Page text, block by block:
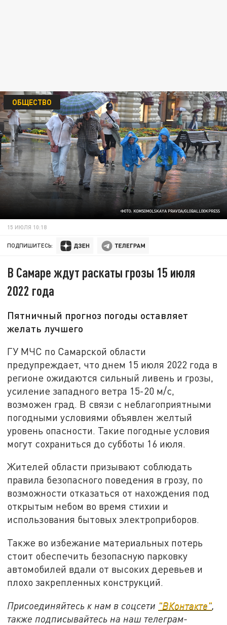
ФОТО: KOMSOMOLSKAYA PRAVDA/GLOBALLOOKPRESS
ОБЩЕСТВО
15 ИЮЛЯ 10:18
ПОДПИШИТЕСЬ:
В Самаре ждут раскаты грозы 15 июля
2022 года
Пятничный прогноз погоды оставляет
желать лучшего
ГУ МЧС по Самарской области
предупреждает, что днем 15 июля 2022 года в
регионе ожидаются сильный ливень и грозы,
усиление западного ветра 15-20 м/с,
возможен град. В связи с неблагоприятными
погодными условиями объявлен желтый
уровень опасности. Такие погодные условия
могут сохраниться до субботы 16 июля.
Жителей области призывают соблюдать
правила безопасного поведения в грозу, по
возможности отказаться от нахождения под
открытым небом во время стихии и
использования бытовых электроприборов.
Также во избежание материальных потерь
стоит обеспечить безопасную парковку
автомобилей вдали от высоких деревьев и
плохо закрепленных конструкций.
Присоединяйтесь к нам в соцсети "ВКонтакте",
также подписывайтесь на наш телеграм-